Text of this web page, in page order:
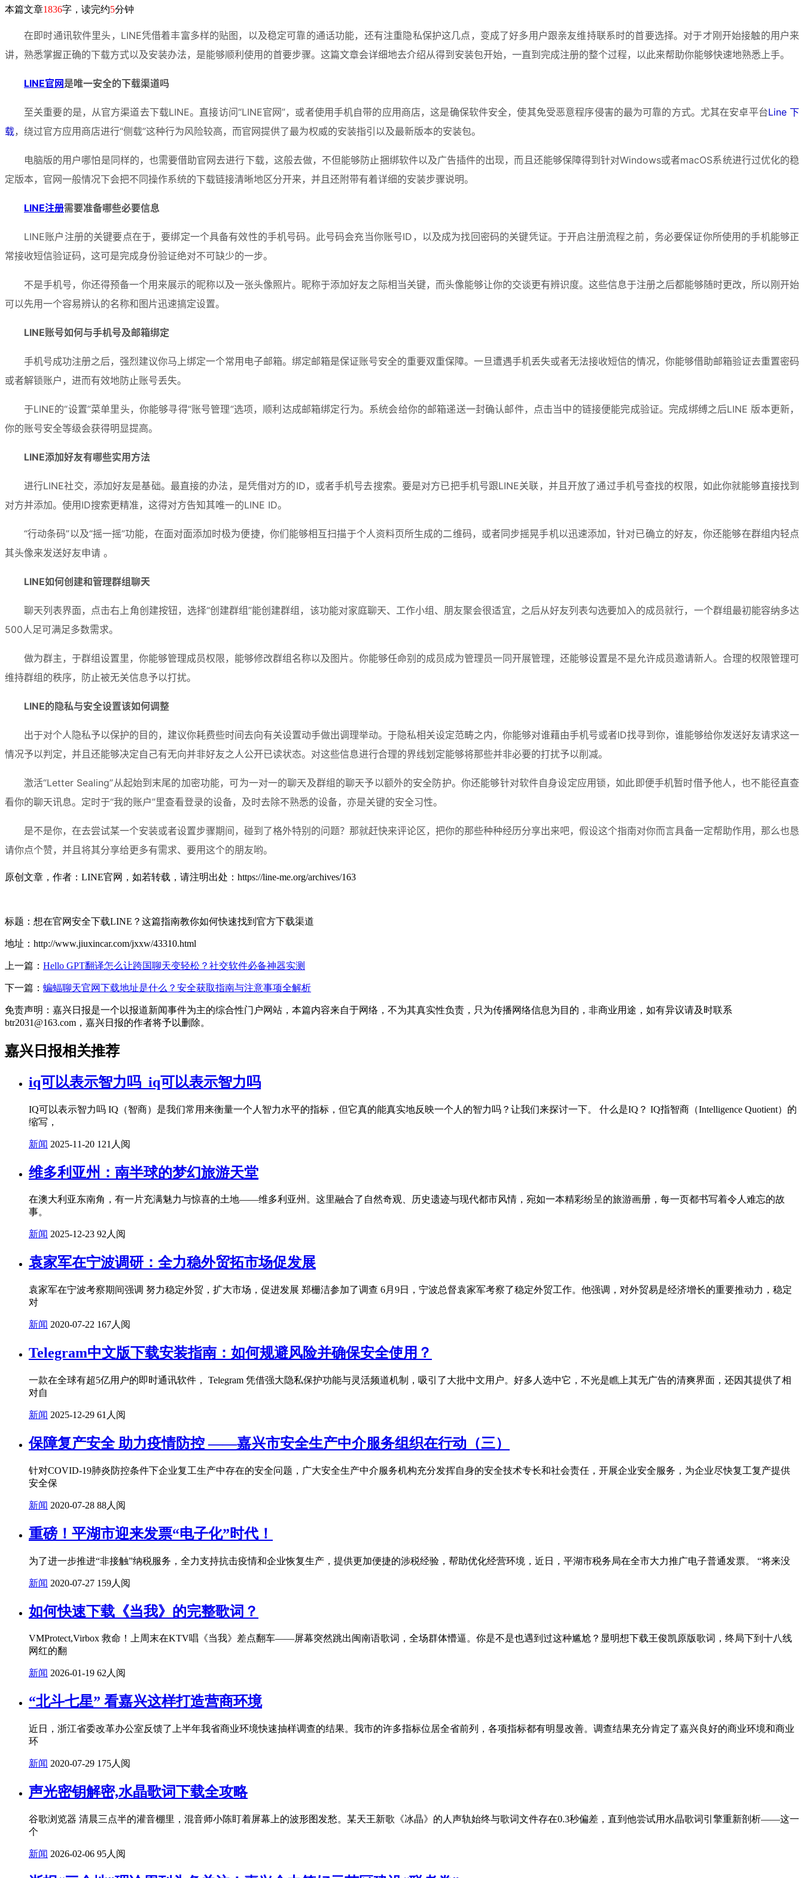
本篇文章1836字，读完约5分钟
在即时通讯软件里头，LINE凭借着丰富多样的贴图，以及稳定可靠的通话功能，还有注重隐私保护这几点，变成了好多用户跟亲友维持联系时的首要选择。对于才刚开始接触的用户来
讲，熟悉掌握正确的下载方式以及安装办法，是能够顺利使用的首要步骤。这篇文章会详细地去介绍从得到安装包开始，一直到完成注册的整个过程，以此来帮助你能够快速地熟悉上手。
LINE官网是唯一安全的下载渠道吗
至关重要的是，从官方渠道去下载LINE。直接访问“LINE官网”，或者使用手机自带的应用商店，这是确保软件安全，使其免受恶意程序侵害的最为可靠的方式。尤其在安卓平台Line 下
载，绕过官方应用商店进行“侧载”这种行为风险较高，而官网提供了最为权威的安装指引以及最新版本的安装包。
电脑版的用户哪怕是同样的，也需要借助官网去进行下载，这般去做，不但能够防止捆绑软件以及广告插件的出现，而且还能够保障得到针对Windows或者macOS系统进行过优化的稳
定版本，官网一般情况下会把不同操作系统的下载链接清晰地区分开来，并且还附带有着详细的安装步骤说明。
LINE注册需要准备哪些必要信息
LINE账户注册的关键要点在于，要绑定一个具备有效性的手机号码。此号码会充当你账号ID，以及成为找回密码的关键凭证。于开启注册流程之前，务必要保证你所使用的手机能够正
常接收短信验证码，这可是完成身份验证绝对不可缺少的一步。
不是手机号，你还得预备一个用来展示的昵称以及一张头像照片。昵称于添加好友之际相当关键，而头像能够让你的交谈更有辨识度。这些信息于注册之后都能够随时更改，所以刚开始
可以先用一个容易辨认的名称和图片迅速搞定设置。
LINE账号如何与手机号及邮箱绑定
手机号成功注册之后，强烈建议你马上绑定一个常用电子邮箱。绑定邮箱是保证账号安全的重要双重保障。一旦遭遇手机丢失或者无法接收短信的情况，你能够借助邮箱验证去重置密码
或者解锁账户，进而有效地防止账号丢失。
于LINE的“设置”菜单里头，你能够寻得“账号管理”选项，顺利达成邮箱绑定行为。系统会给你的邮箱递送一封确认邮件，点击当中的链接便能完成验证。完成绑缚之后LINE 版本更新，
你的账号安全等级会获得明显提高。
LINE添加好友有哪些实用方法
进行LINE社交，添加好友是基础。最直接的办法，是凭借对方的ID，或者手机号去搜索。要是对方已把手机号跟LINE关联，并且开放了通过手机号查找的权限，如此你就能够直接找到
对方并添加。使用ID搜索更精准，这得对方告知其唯一的LINE ID。
“行动条码”以及“摇一摇”功能，在面对面添加时极为便捷，你们能够相互扫描于个人资料页所生成的二维码，或者同步摇晃手机以迅速添加，针对已确立的好友，你还能够在群组内轻点
其头像来发送好友申请 。
LINE如何创建和管理群组聊天
聊天列表界面，点击右上角创建按钮，选择“创建群组”能创建群组，该功能对家庭聊天、工作小组、朋友聚会很适宜，之后从好友列表勾选要加入的成员就行，一个群组最初能容纳多达
500人足可满足多数需求。
做为群主，于群组设置里，你能够管理成员权限，能够修改群组名称以及图片。你能够任命别的成员成为管理员一同开展管理，还能够设置是不是允许成员邀请新人。合理的权限管理可
维持群组的秩序，防止被无关信息予以打扰。
LINE的隐私与安全设置该如何调整
出于对个人隐私予以保护的目的，建议你耗费些时间去向有关设置动手做出调理举动。于隐私相关设定范畴之内，你能够对谁藉由手机号或者ID找寻到你，谁能够给你发送好友请求这一
情况予以判定，并且还能够决定自己有无向并非好友之人公开已读状态。对这些信息进行合理的界线划定能够将那些并非必要的打扰予以削减。
激活“Letter Sealing”从起始到末尾的加密功能，可为一对一的聊天及群组的聊天予以额外的安全防护。你还能够针对软件自身设定应用锁，如此即便手机暂时借予他人，也不能径直查
看你的聊天讯息。定时于“我的账户”里查看登录的设备，及时去除不熟悉的设备，亦是关键的安全习性。
是不是你，在去尝试某一个安装或者设置步骤期间，碰到了格外特别的问题？那就赶快来评论区，把你的那些种种经历分享出来吧，假设这个指南对你而言具备一定帮助作用，那么也恳
请你点个赞，并且将其分享给更多有需求、要用这个的朋友哟。
原创文章，作者：LINE官网，如若转载，请注明出处：https://line-me.org/archives/163
标题：想在官网安全下载LINE？这篇指南教你如何快速找到官方下载渠道
地址：http://www.jiuxincar.com/jxxw/43310.html
上一篇： Hello GPT翻译怎么让跨国聊天变轻松？社交软件必备神器实测
下一篇： 蝙蝠聊天官网下载地址是什么？安全获取指南与注意事项全解析
免责声明：嘉兴日报是一个以报道新闻事件为主的综合性门户网站，本篇内容来自于网络，不为其真实性负责，只为传播网络信息为目的，非商业用途，如有异议请及时联系
btr2031@163.com，嘉兴日报的作者将予以删除。
嘉兴日报相关推荐
iq可以表示智力吗_iq可以表示智力吗
IQ可以表示智力吗 IQ（智商）是我们常用来衡量一个人智力水平的指标，但它真的能真实地反映一个人的智力吗？让我们来探讨一下。 什么是IQ？ IQ指智商（Intelligence Quotient）的
缩写，
新闻 2025-11-20 121人阅
维多利亚州：南半球的梦幻旅游天堂
在澳大利亚东南角，有一片充满魅力与惊喜的土地——维多利亚州。这里融合了自然奇观、历史遗迹与现代都市风情，宛如一本精彩纷呈的旅游画册，每一页都书写着令人难忘的故
事。
新闻 2025-12-23 92人阅
袁家军在宁波调研：全力稳外贸拓市场促发展
袁家军在宁波考察期间强调 努力稳定外贸，扩大市场，促进发展 郑栅洁参加了调查 6月9日，宁波总督袁家军考察了稳定外贸工作。他强调，对外贸易是经济增长的重要推动力，稳定
对
新闻 2020-07-22 167人阅
Telegram中文版下载安装指南：如何规避风险并确保安全使用？
一款在全球有超5亿用户的即时通讯软件， Telegram 凭借强大隐私保护功能与灵活频道机制，吸引了大批中文用户。好多人选中它，不光是瞧上其无广告的清爽界面，还因其提供了相
对自
新闻 2025-12-29 61人阅
保障复产安全 助力疫情防控 ——嘉兴市安全生产中介服务组织在行动（三）
针对COVID-19肺炎防控条件下企业复工生产中存在的安全问题，广大安全生产中介服务机构充分发挥自身的安全技术专长和社会责任，开展企业安全服务，为企业尽快复工复产提供
安全保
新闻 2020-07-28 88人阅
重磅！平湖市迎来发票“电子化”时代！
为了进一步推进“非接触”纳税服务，全力支持抗击疫情和企业恢复生产，提供更加便捷的涉税经验，帮助优化经营环境，近日，平湖市税务局在全市大力推广电子普通发票。 “将来没
新闻 2020-07-27 159人阅
如何快速下载《当我》的完整歌词？
VMProtect,Virbox 救命！上周末在KTV唱《当我》差点翻车——屏幕突然跳出闽南语歌词，全场群体懵逼。你是不是也遇到过这种尴尬？显明想下载王俊凯原版歌词，终局下到十八线
网红的翻
新闻 2026-01-19 62人阅
“北斗七星” 看嘉兴这样打造营商环境
近日，浙江省委改革办公室反馈了上半年我省商业环境快速抽样调查的结果。我市的许多指标位居全省前列，各项指标都有明显改善。调查结果充分肯定了嘉兴良好的商业环境和商业
环
新闻 2020-07-29 175人阅
声光密钥解密,水晶歌词下载全攻略
谷歌浏览器 清晨三点半的灌音棚里，混音师小陈盯着屏幕上的波形图发愁。某天王新歌《冰晶》的人声轨始终与歌词文件存在0.3秒偏差，直到他尝试用水晶歌词引擎重新剖析——这一
个
新闻 2026-02-06 95人阅